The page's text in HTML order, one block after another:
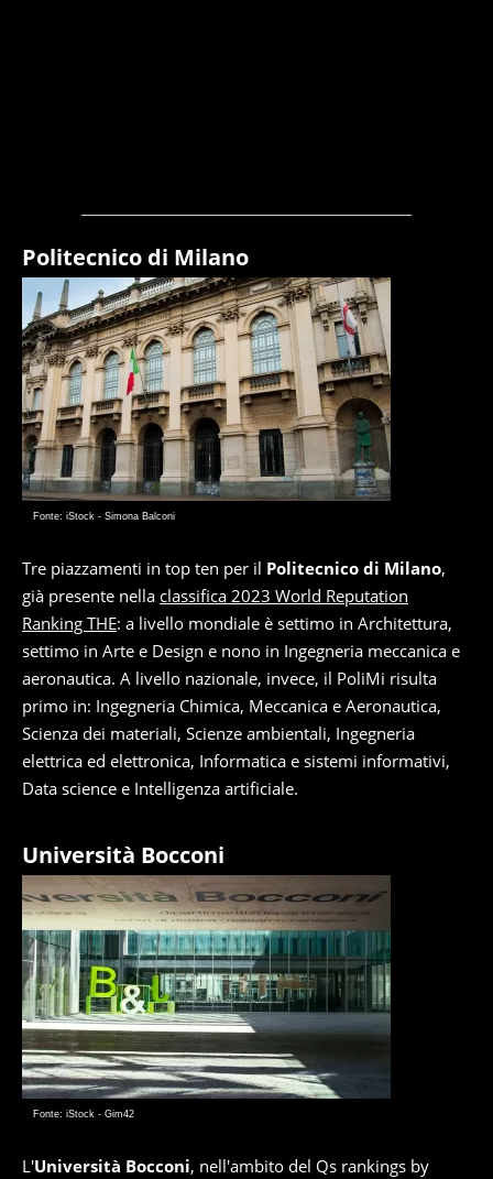
Politecnico di Milano
Fonte: iStock - Simona Balconi
Tre piazzamenti in top ten per il Politecnico di Milano,
già presente nella classifica 2023 World Reputation
Ranking THE: a livello mondiale è settimo in Architettura,
settimo in Arte e Design e nono in Ingegneria meccanica e
aeronautica. A livello nazionale, invece, il PoliMi risulta
primo in: Ingegneria Chimica, Meccanica e Aeronautica,
Scienza dei materiali, Scienze ambientali, Ingegneria
elettrica ed elettronica, Informatica e sistemi informativi,
Data science e Intelligenza artificiale.
Università Bocconi
Fonte: iStock - Gim42
L'Università Bocconi, nell'ambito del Qs rankings by